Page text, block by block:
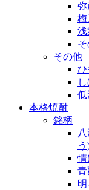
弥
梅
浅
その他
ひ
低
本格焼酎
銘柄
情
青